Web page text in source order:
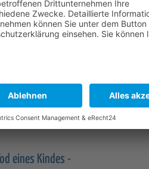
7.
Jahrbuch"
Menge
enormer Bedeutung“